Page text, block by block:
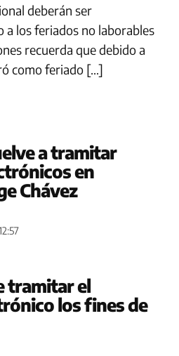
deberán ser
a los feriados no laborables
recuerda que debido a
como feriado […]
a tramitar
en
Chávez
tramitar el
los fines de